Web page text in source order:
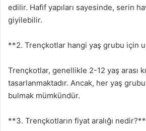
edilir. Hafif yapıları sayesinde, serin
giyilebilir.
**2. Trençkotlar hangi yaş grubu için
Trençkotlar, genellikle 2-12 yaş arası
tasarlanmaktadır. Ancak, her yaş
bulmak mümkündür.
**3. Trençkotların fiyat aralığı nedir?**